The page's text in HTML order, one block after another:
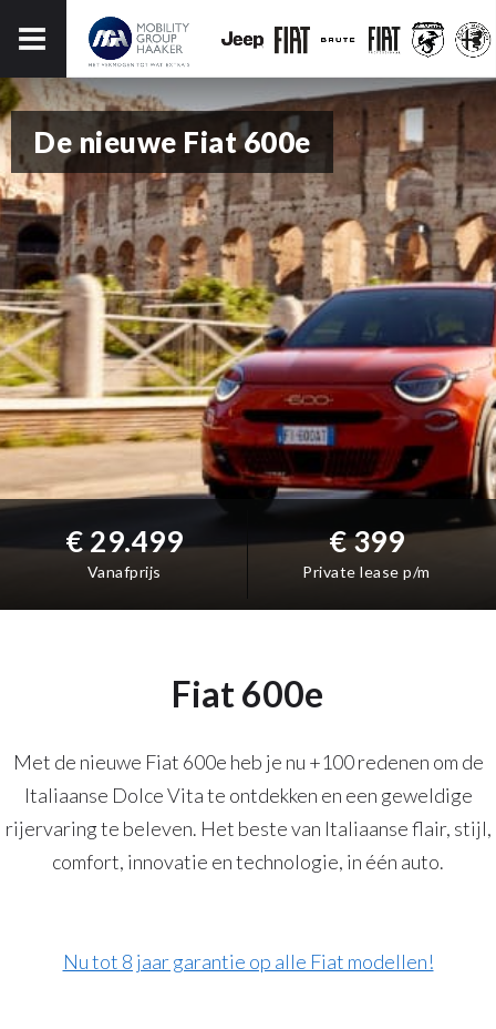
De nieuwe Fiat 600e
€ 29.499
Vanafprijs
€ 399
Private lease p/m
Fiat 600e
Met de nieuwe Fiat 600e heb je nu +100 redenen om de
Italiaanse Dolce Vita te ontdekken en een geweldige
rijervaring te beleven. Het beste van Italiaanse flair, stijl,
comfort, innovatie en technologie, in één auto.
Nu tot 8 jaar garantie op alle Fiat modellen!